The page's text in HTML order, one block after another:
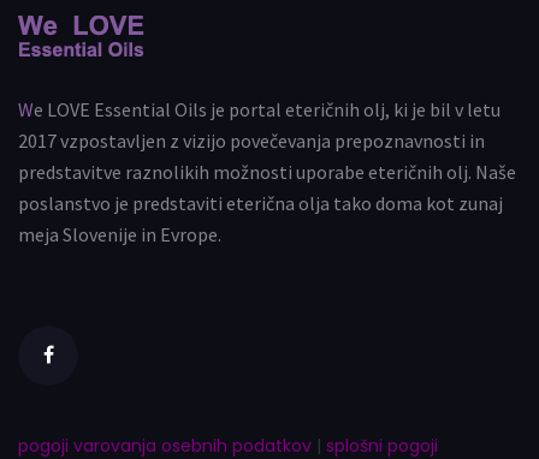
We LOVE Essential Oils je portal eteričnih olj, ki je bil v letu
2017 vzpostavljen z vizijo povečevanja prepoznavnosti in
predstavitve raznolikih možnosti uporabe eteričnih olj. Naše
poslanstvo je predstaviti eterična olja tako doma kot zunaj
meja Slovenije in Evrope.
pogoji varovanja osebnih podatkov | splošni pogoji